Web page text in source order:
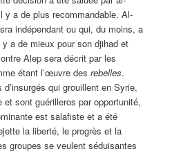
y a de plus recommandable. Al-
indépendant ou qui, du moins, a
y a de mieux pour son djihad et
Alep sera décrit par les
étant l’œuvre desrebelles.
qui grouillent en Syrie,
et sont guérilleros par opportunité,
est salafiste et a été
la liberté, le progrès et la
groupes se veulent séduisantes